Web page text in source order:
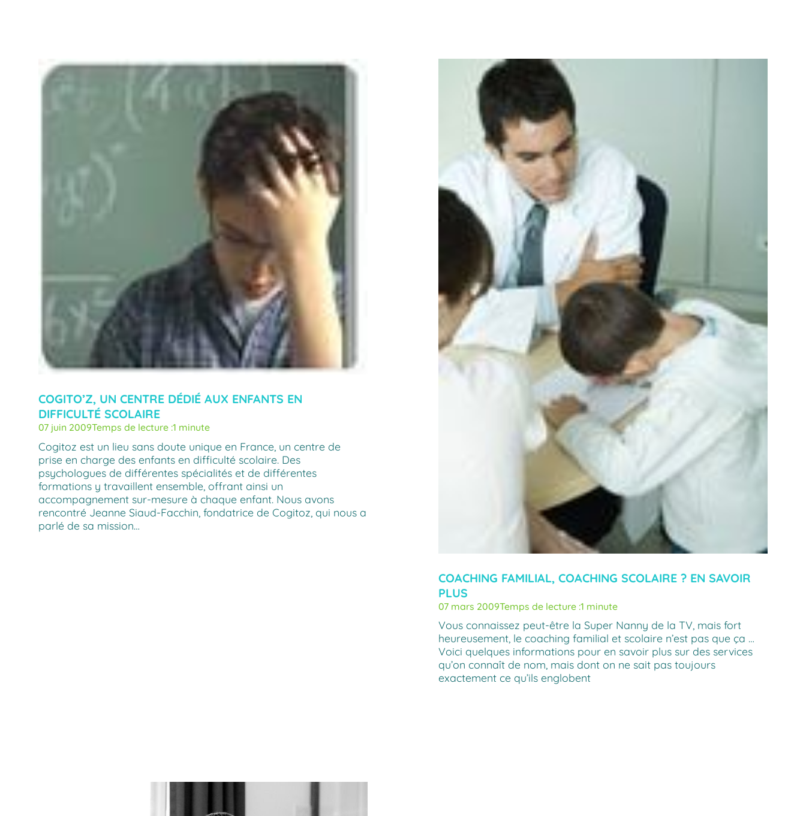
COGITO’Z, UN CENTRE DÉDIÉ AUX ENFANTS EN
DIFFICULTÉ SCOLAIRE
07 juin 2009Temps de lecture :1 minute
Cogitoz est un lieu sans doute unique en France, un centre de
prise en charge des enfants en difficulté scolaire. Des
psychologues de différentes spécialités et de différentes
formations y travaillent ensemble, offrant ainsi un
accompagnement sur-mesure à chaque enfant. Nous avons
rencontré Jeanne Siaud-Facchin, fondatrice de Cogitoz, qui nous a
parlé de sa mission…
COACHING FAMILIAL, COACHING SCOLAIRE ? EN SAVOIR
PLUS
07 mars 2009Temps de lecture :1 minute
Vous connaissez peut-être la Super Nanny de la TV, mais fort
heureusement, le coaching familial et scolaire n’est pas que ça …
Voici quelques informations pour en savoir plus sur des services
qu’on connaît de nom, mais dont on ne sait pas toujours
exactement ce qu’ils englobent